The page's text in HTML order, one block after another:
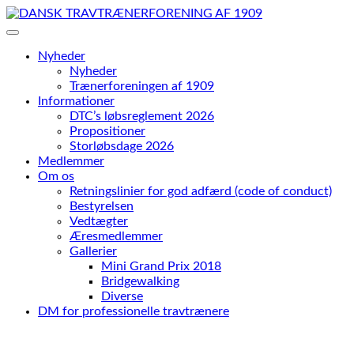
Skip
to
Nyheder
Nyheder
Trænerforeningen af 1909
Informationer
DTC’s løbsreglement 2026
Propositioner
Storløbsdage 2026
Medlemmer
Om os
Retningslinier for god adfærd (code of conduct)
Bestyrelsen
Vedtægter
Æresmedlemmer
Gallerier
Mini Grand Prix 2018
Bridgewalking
Diverse
DM for professionelle travtrænere